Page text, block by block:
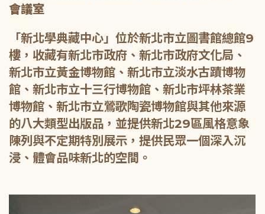
會議室
「新北學典藏中心」位於新北市立圖書館總館9
樓，收藏有新北市政府、新北市政府文化局、
新北市立黃金博物館、新北市立淡水古蹟博物
館、新北市立十三行博物館、新北市坪林茶業
博物館、新北市立鶯歌陶瓷博物館與其他來源
的八大類型出版品，並提供新北29區風格意象
陳列與不定期特別展示，提供民眾一個深入沉
浸、體會品味新北的空間。